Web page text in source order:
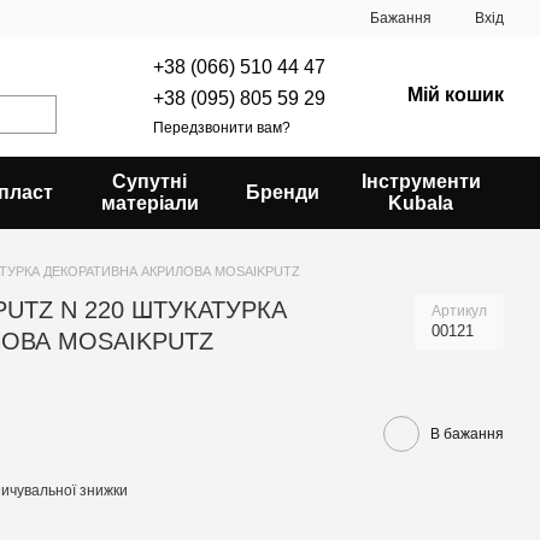
Бажання Вхід
+38 (066) 510 44 47
+38 (095) 805 59 29
Передзвонити вам?
Мій кошик
Супутні
матеріали
Бренди
Інструменти
Kubala
ДЕКОРАТИВНА АКРИЛОВА MOSAIKPUTZ
N 220 ШТУКАТУРКА
MOSAIKPUTZ
Артикул
00121
В бажання
знижки